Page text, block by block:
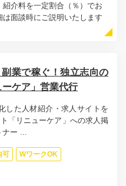
紹介料を一定割合（％）でお
面談時にご説明いたします
業で稼ぐ！独立志向の
ケア」営業代行
した人材紹介・求人サイトを
「リニューケア」への求人掲
ー ...
可 WワークOK